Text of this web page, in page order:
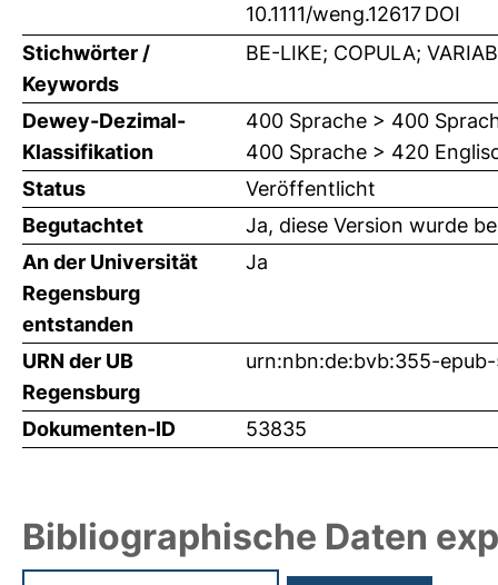
10.1111/weng.12617DOI
Stichwörter /
Keywords
BE-LIKE; COPULA;
Dewey-Dezimal-
Klassifikation
400 Sprache > 400
400 Sprache > 420
Status
Veröffentlicht
Begutachtet
Ja, diese Version wurde
An der Universität
Regensburg
entstanden
Ja
URN der UB
Regensburg
urn:nbn:de:bvb:355-
Dokumenten-ID 53835
Bibliographische Daten